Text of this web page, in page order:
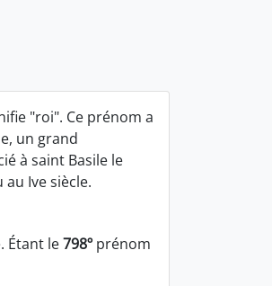
"roi". Ce prénom a
un grand
à saint Basile le
Ive siècle.
Étant le798º prénom